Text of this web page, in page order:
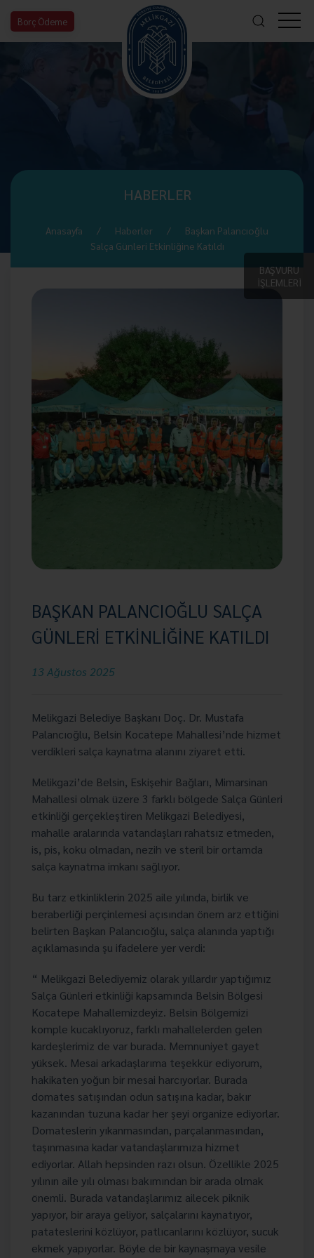
Borç Ödeme
BAŞVURU
İŞLEMLERİ
HABERLER
Anasayfa Haberler
Başkan Palancıoğlu
Salça Günleri Etkinliğine Katıldı
BAŞKAN PALANCIOĞLU SALÇA
GÜNLERİ ETKİNLİĞİNE KATILDI
13 Ağustos 2025
Melikgazi Belediye Başkanı Doç. Dr. Mustafa
Palancıoğlu, Belsin Kocatepe Mahallesi’nde hizmet
verdikleri salça kaynatma alanını ziyaret etti.
Melikgazi’de Belsin, Eskişehir Bağları, Mimarsinan
Mahallesi olmak üzere 3 farklı bölgede Salça Günleri
etkinliği gerçekleştiren Melikgazi Belediyesi,
mahalle aralarında vatandaşları rahatsız etmeden,
is, pis, koku olmadan, nezih ve steril bir ortamda
salça kaynatma imkanı sağlıyor.
Bu tarz etkinliklerin 2025 aile yılında, birlik ve
beraberliği perçinlemesi açısından önem arz ettiğini
belirten Başkan Palancıoğlu, salça alanında yaptığı
açıklamasında şu ifadelere yer verdi:
“ Melikgazi Belediyemiz olarak yıllardır yaptığımız
Salça Günleri etkinliği kapsamında Belsin Bölgesi
Kocatepe Mahallemizdeyiz. Belsin Bölgemizi
komple kucaklıyoruz, farklı mahallelerden gelen
kardeşlerimiz de var burada. Memnuniyet gayet
yüksek. Mesai arkadaşlarıma teşekkür ediyorum,
hakikaten yoğun bir mesai harcıyorlar. Burada
domates satışından odun satışına kadar, bakır
kazanından tuzuna kadar her şeyi organize ediyorlar.
Domateslerin yıkanmasından, parçalanmasından,
taşınmasına kadar vatandaşlarımıza hizmet
ediyorlar. Allah hepsinden razı olsun. Özellikle 2025
yılının aile yılı olması bakımından bir arada olmak
önemli. Burada vatandaşlarımız ailecek piknik
yapıyor, bir araya geliyor, salçalarını kaynatıyor,
patateslerini közlüyor, patlıcanlarını közlüyor, sucuk
ekmek yapıyorlar. Böyle de bir kaynaşmaya vesile